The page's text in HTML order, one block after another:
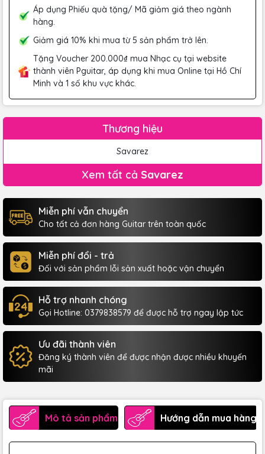
Áp dụng Phiếu quà tặng/ Mã giảm giá theo ngành
hàng.
Giảm giá 10% khi mua từ 5 sản phẩm trở lên.
Tặng Voucher 200.000₫ mua Nhạc cụ tại website
thành viên Pguitar, áp dụng khi mua Online tại Hồ Chí
Minh và 1 số khu vực khác.
Thương hiệu
Savarez
Xem tất cả Savarez
Miễn phí vẫn chuyển
Cho tất cả đơn hàng Guitar trên toàn quốc
Miễn phí đổi - trả
Đối với sản phẩm lỗi sản xuất hoặc vận chuyển
Hỗ trợ nhanh chóng
Gọi Hotline: 0379838579 để được hỗ trợ ngay lập tức
Ưu đãi thành viên
Đăng ký thành viên để được nhận được nhiều khuyến
mãi
Mô tả sản phẩm Hướng dẫn mua hàng